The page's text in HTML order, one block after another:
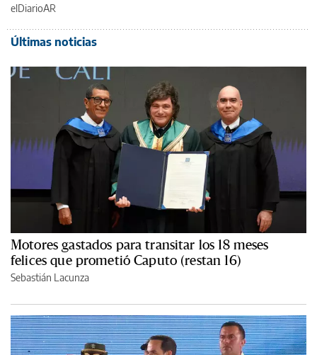
elDiarioAR
Últimas noticias
Motores gastados para transitar los 18 meses
felices que prometió Caputo (restan 16)
Sebastián Lacunza